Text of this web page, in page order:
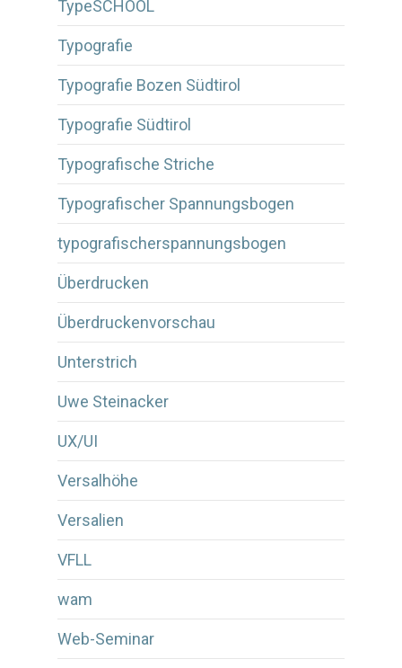
TypeSCHOOL
Typografie
Typografie Bozen Südtirol
Typografie Südtirol
Typografische Striche
Typografischer Spannungsbogen
typografischerspannungsbogen
Überdrucken
Überdruckenvorschau
Unterstrich
Uwe Steinacker
UX/UI
Versalhöhe
Versalien
VFLL
wam
Web-Seminar